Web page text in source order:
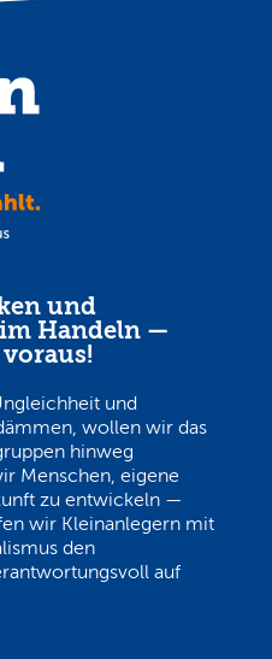
und
Handeln —
und
wollen wir das
hinweg
Menschen, eigene
zu entwickeln —
wir Kleinanlegern mit
den
auf